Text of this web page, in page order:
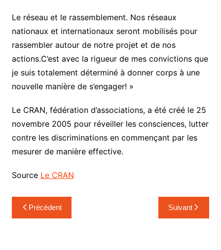
Le réseau et le rassemblement. Nos réseaux
nationaux et internationaux seront mobilisés pour
rassembler autour de notre projet et de nos
actions.C’est avec la rigueur de mes convictions que
je suis totalement déterminé à donner corps à une
nouvelle manière de s’engager! »
Le CRAN, fédération d’associations, a été créé le 25
novembre 2005 pour réveiller les consciences, lutter
contre les discriminations en commençant par les
mesurer de manière effective.
Source Le CRAN
Navigation
de
Précédent Suivant